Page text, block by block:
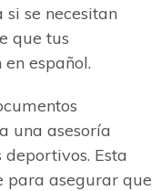
si se necesitan
que tus
español.
una asesoría
Esta
para asegurar que